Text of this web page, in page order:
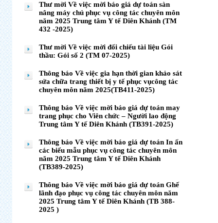
Thư mời Về việc mời báo giá dự toán sàn
nâng máy chủ phục vụ công tác chuyên môn
năm 2025 Trung tâm Y tế Diên Khánh (TM
432 -2025)
Thư mời Về việc mời đối chiếu tài liệu Gói
thầu: Gói số 2 (TM 07-2025)
Thông báo Về việc gia hạn thời gian khảo sát
sửa chữa trang thiết bị y tế phục vụcông tác
chuyên môn năm 2025(TB411-2025)
Thông báo Về việc mời báo giá dự toán may
trang phục cho Viên chức – Người lao động
Trung tâm Y tế Diên Khánh (TB391-2025)
Thông báo Về việc mời báo giá dự toán In ấn
các biểu mẫu phục vụ công tác chuyên môn
năm 2025 Trung tâm Y tế Diên Khánh
(TB389-2025)
Thông báo Về việc mời báo giá dự toán Ghế
lãnh đạo phục vụ công tác chuyên môn năm
2025 Trung tâm Y tế Diên Khánh (TB 388-
2025 )